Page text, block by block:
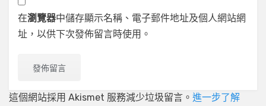
在瀏覽器中儲存顯示名稱、電子郵件地址及個人網站網
址，以供下次發佈留言時使用。
這個網站採用 Akismet 服務減少垃圾留言。 進一步了解